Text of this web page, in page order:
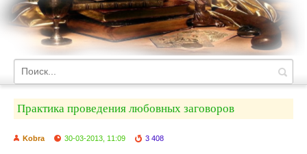
Практика проведения любовных заговоров
Kobra 30-03-2013, 11:09 3 408